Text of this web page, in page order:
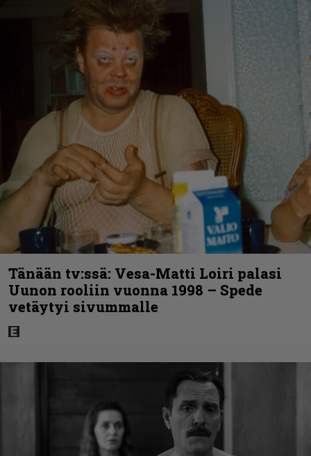
Tänään tv:ssä: Vesa-Matti Loiri palasi
Uunon rooliin vuonna 1998 – Spede
vetäytyi sivummalle